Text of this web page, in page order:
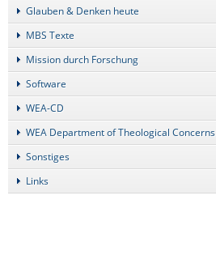
Glauben & Denken heute
MBS Texte
Mission durch Forschung
Software
WEA-CD
WEA Department of Theological Concerns
Sonstiges
Links